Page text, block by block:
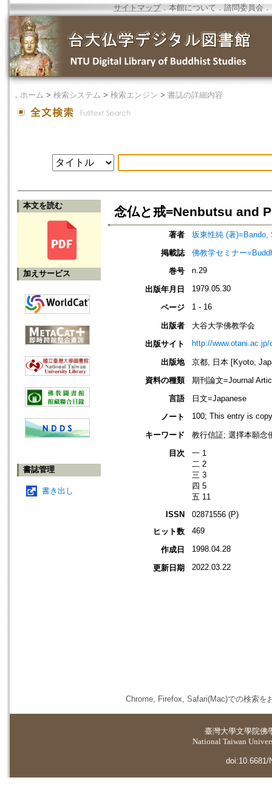
サイトマップ．本館について ． 諮問委員会 ．
． ホーム > 検索システム > 検索エンジン > 書誌の詳細内容
本文を読む
加えサービス
書誌管理
書き出し
念仏と戒=Nenbutsu and
著者
坂東性純 (著)=Bando,
掲載誌
佛教学セミナー
巻号
n.29
出版年月日 1979.05.30
ページ 1 - 16
出版者
大谷大学佛教学会
出版サイト
http://
出版地
京都, 日本 [Kyoto,
資料の種類
期刊論文=Journal
言語
日文=Japanese
ノート
100; This entry is
キーワード
教行信証; 選擇本願念
目次
一 1
二 2
三 3
四 5
五 11
ISSN
02871556 (P)
ヒット数
469
作成日 1998.04.28
更新日期 2022.03.22
Chrome, Firefox, Safari(Mac)での検索を
臺灣大學文學院佛
National Taiwan
doi:10.6681/